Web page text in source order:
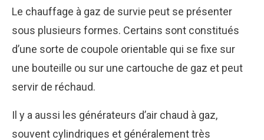
Le chauffage à gaz de survie peut se présenter
sous plusieurs formes. Certains sont constitués
d’une sorte de coupole orientable qui se fixe sur
une bouteille ou sur une cartouche de gaz et peut
servir de réchaud.
Il y a aussi les générateurs d’air chaud à gaz,
souvent cylindriques et généralement très